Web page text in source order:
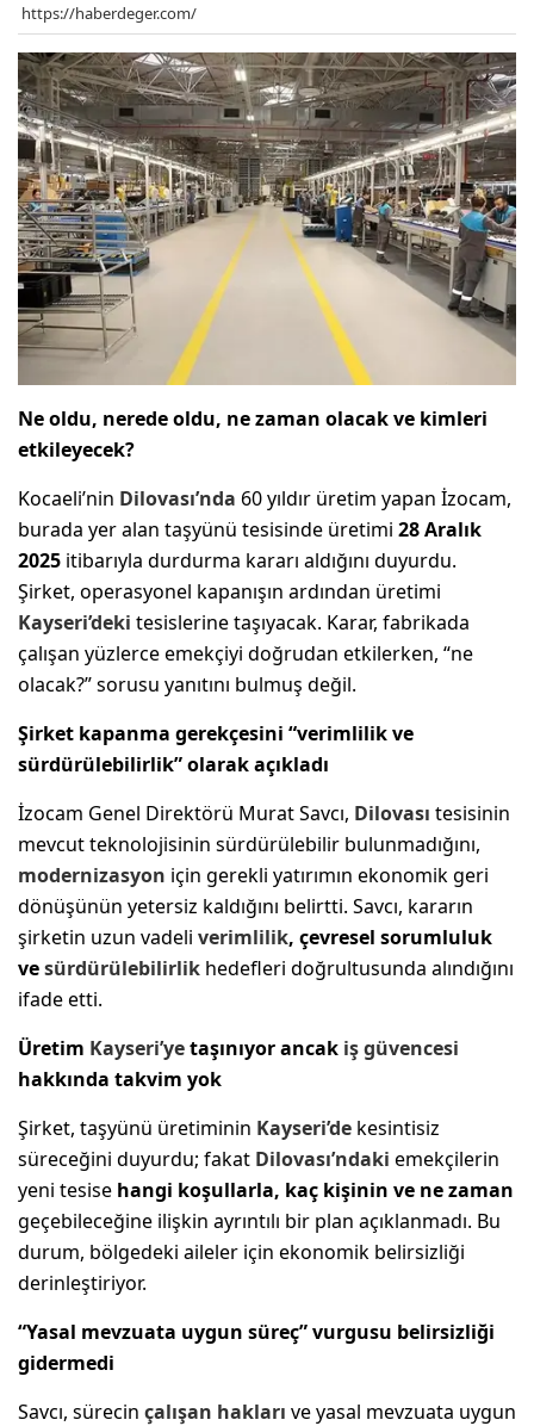
https://haberdeger.com/
Ne oldu, nerede oldu, ne zaman olacak ve kimleri
etkileyecek?
Kocaeli’nin Dilovası’nda 60 yıldır üretim yapan İzocam,
burada yer alan taşyünü tesisinde üretimi 28 Aralık
2025 itibarıyla durdurma kararı aldığını duyurdu.
Şirket, operasyonel kapanışın ardından üretimi
Kayseri’deki tesislerine taşıyacak. Karar, fabrikada
çalışan yüzlerce emekçiyi doğrudan etkilerken, “ne
olacak?” sorusu yanıtını bulmuş değil.
Şirket kapanma gerekçesini “verimlilik ve
sürdürülebilirlik” olarak açıkladı
İzocam Genel Direktörü Murat Savcı, Dilovası tesisinin
mevcut teknolojisinin sürdürülebilir bulunmadığını,
modernizasyon için gerekli yatırımın ekonomik geri
dönüşünün yetersiz kaldığını belirtti. Savcı, kararın
şirketin uzun vadeli verimlilik, çevresel sorumluluk
vesürdürülebilirlik hedefleri doğrultusunda alındığını
ifade etti.
Üretim Kayseri’yetaşınıyor ancak iş güvencesi
hakkında takvim yok
Şirket, taşyünü üretiminin Kayseri’de kesintisiz
süreceğini duyurdu; fakat Dilovası’ndaki emekçilerin
yeni tesise hangi koşullarla, kaç kişinin ve ne zaman
geçebileceğine ilişkin ayrıntılı bir plan açıklanmadı. Bu
durum, bölgedeki aileler için ekonomik belirsizliği
derinleştiriyor.
“Yasal mevzuata uygun süreç” vurgusu belirsizliği
gidermedi
Savcı, sürecin çalışan hakları ve yasal mevzuata uygun